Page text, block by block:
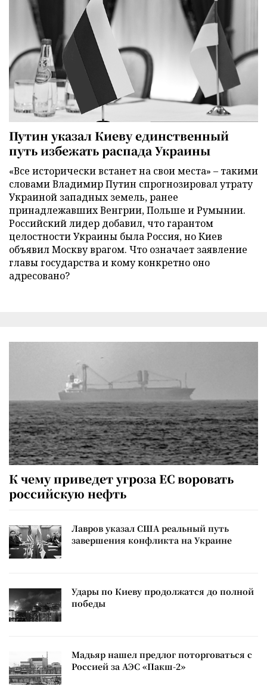
Путин указал Киеву единственный
путь избежать распада Украины
«Все исторически встанет на свои места» – такими
словами Владимир Путин спрогнозировал утрату
Украиной западных земель, ранее
принадлежавших Венгрии, Польше и Румынии.
Российский лидер добавил, что гарантом
целостности Украины была Россия, но Киев
объявил Москву врагом. Что означает заявление
главы государства и кому конкретно оно
адресовано?
К чему приведет угроза ЕС воровать
российскую нефть
Лавров указал США реальный путь
завершения конфликта на Украине
Удары по Киеву продолжатся до полной
победы
Мадьяр нашел предлог поторговаться с
Россией за АЭС «Пакш-2»